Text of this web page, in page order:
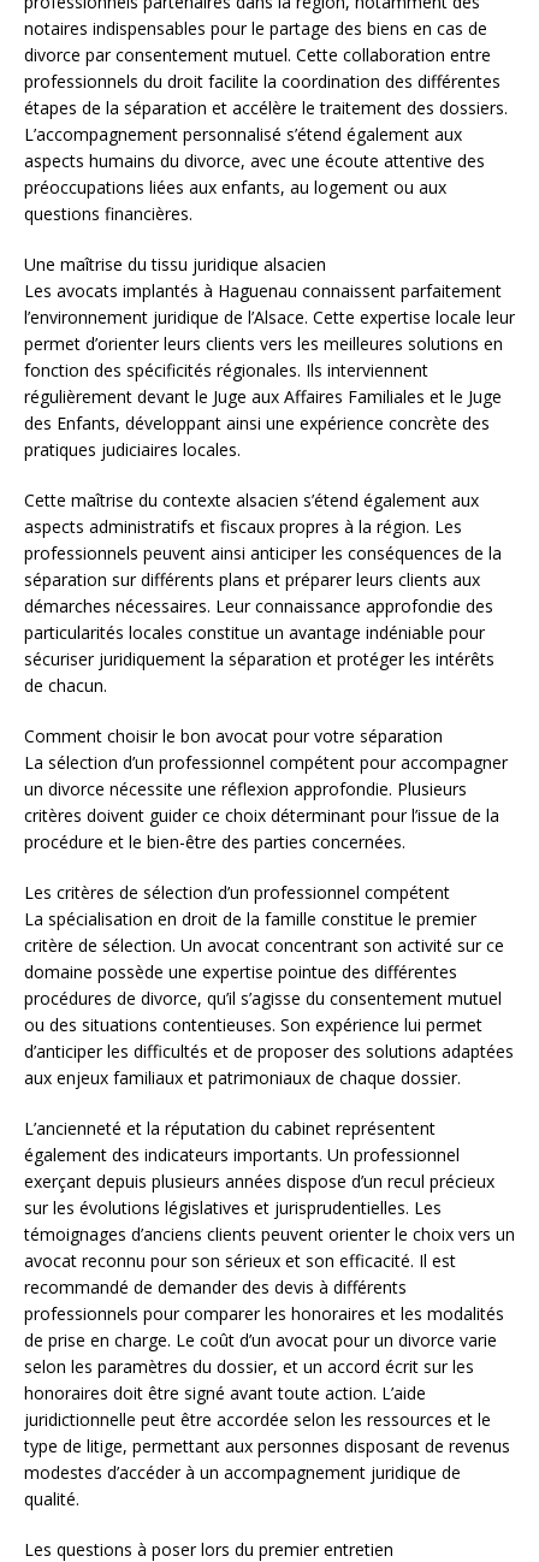
notaires indispensables pour le partage des biens en cas de
divorce par consentement mutuel. Cette collaboration entre
professionnels du droit facilite la coordination des différentes
étapes de la séparation et accélère le traitement des dossiers.
L’accompagnement personnalisé s’étend également aux
aspects humains du divorce, avec une écoute attentive des
préoccupations liées aux enfants, au logement ou aux
questions financières.
Une maîtrise du tissu juridique alsacien
Les avocats implantés à Haguenau connaissent parfaitement
l’environnement juridique de l’Alsace. Cette expertise locale leur
permet d’orienter leurs clients vers les meilleures solutions en
fonction des spécificités régionales. Ils interviennent
régulièrement devant le Juge aux Affaires Familiales et le Juge
des Enfants, développant ainsi une expérience concrète des
pratiques judiciaires locales.
Cette maîtrise du contexte alsacien s’étend également aux
aspects administratifs et fiscaux propres à la région. Les
professionnels peuvent ainsi anticiper les conséquences de la
séparation sur différents plans et préparer leurs clients aux
démarches nécessaires. Leur connaissance approfondie des
particularités locales constitue un avantage indéniable pour
sécuriser juridiquement la séparation et protéger les intérêts
de chacun.
Comment choisir le bon avocat pour votre séparation
La sélection d’un professionnel compétent pour accompagner
un divorce nécessite une réflexion approfondie. Plusieurs
critères doivent guider ce choix déterminant pour l’issue de la
procédure et le bien-être des parties concernées.
Les critères de sélection d’un professionnel compétent
La spécialisation en droit de la famille constitue le premier
critère de sélection. Un avocat concentrant son activité sur ce
domaine possède une expertise pointue des différentes
procédures de divorce, qu’il s’agisse du consentement mutuel
ou des situations contentieuses. Son expérience lui permet
d’anticiper les difficultés et de proposer des solutions adaptées
aux enjeux familiaux et patrimoniaux de chaque dossier.
L’ancienneté et la réputation du cabinet représentent
également des indicateurs importants. Un professionnel
exerçant depuis plusieurs années dispose d’un recul précieux
sur les évolutions législatives et jurisprudentielles. Les
témoignages d’anciens clients peuvent orienter le choix vers un
avocat reconnu pour son sérieux et son efficacité. Il est
recommandé de demander des devis à différents
professionnels pour comparer les honoraires et les modalités
de prise en charge. Le coût d’un avocat pour un divorce varie
selon les paramètres du dossier, et un accord écrit sur les
honoraires doit être signé avant toute action. L’aide
juridictionnelle peut être accordée selon les ressources et le
type de litige, permettant aux personnes disposant de revenus
modestes d’accéder à un accompagnement juridique de
qualité.
Les questions à poser lors du premier entretien